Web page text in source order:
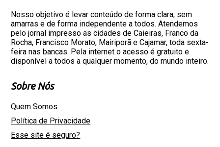
Nosso objetivo é levar conteúdo de forma clara, sem
amarras e de forma independente a todos. Atendemos
pelo jornal impresso as cidades de Caieiras, Franco da
Rocha, Francisco Morato, Mairiporã e Cajamar, toda sexta-
feira nas bancas. Pela internet o acesso é gratuito e
disponível a todos a qualquer momento, do mundo inteiro.
Sobre Nós
Quem Somos
Política de Privacidade
Esse site é seguro?